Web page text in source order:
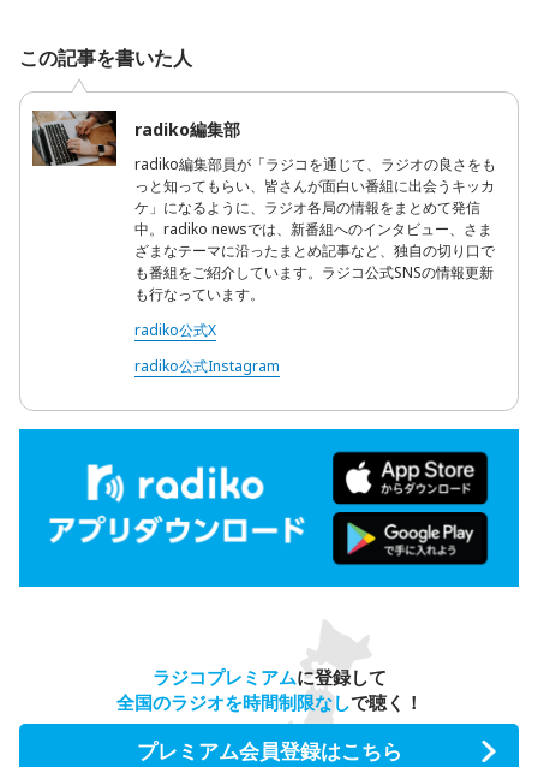
この記事を書いた人
radiko編集部
radiko編集部員が「ラジコを通じて、ラジオの良さをも
っと知ってもらい、皆さんが面白い番組に出会うキッカ
ケ」になるように、ラジオ各局の情報をまとめて発信
中。radiko newsでは、新番組へのインタビュー、さま
ざまなテーマに沿ったまとめ記事など、独自の切り口で
も番組をご紹介しています。ラジコ公式SNSの情報更新
も行なっています。
radiko公式X
radiko公式Instagram
ラジコプレミアムに登録して
全国のラジオを時間制限なしで聴く！
プレミアム会員登録はこちら